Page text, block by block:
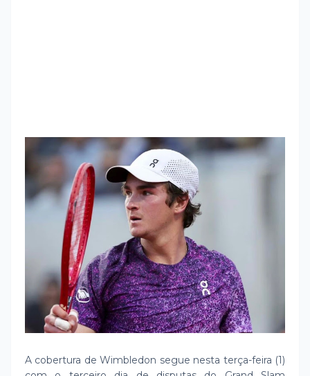
A cobertura de Wimbledon segue nesta terça-feira (1)